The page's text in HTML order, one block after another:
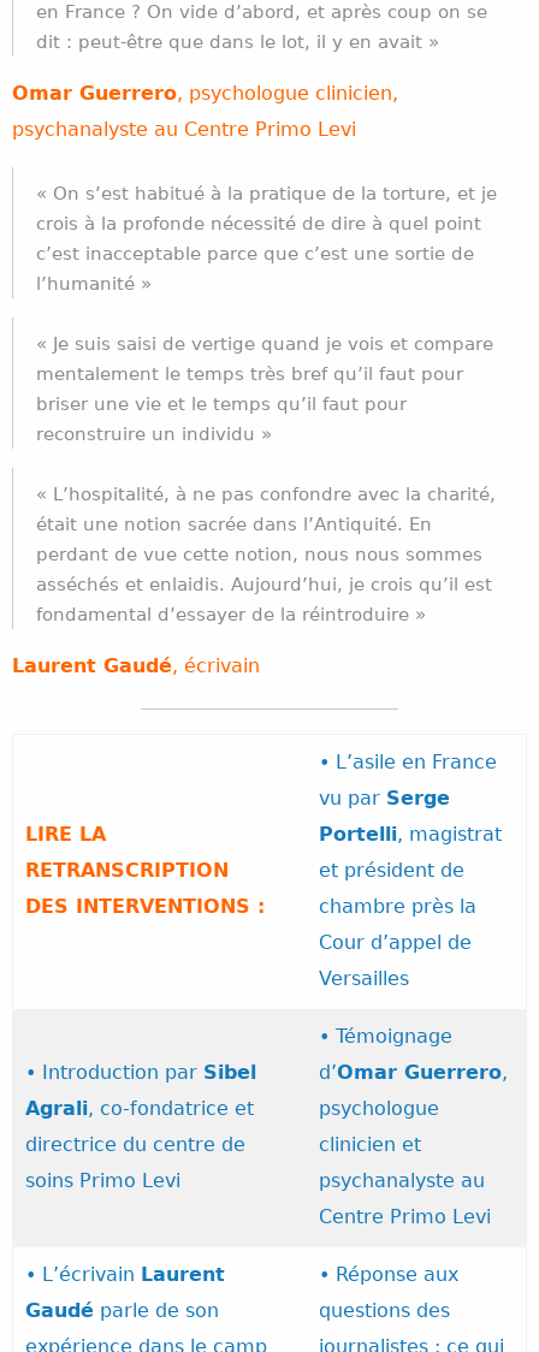
en France ? On vide d’abord, et après coup on se
dit : peut-être que dans le lot, il y en avait »
Omar Guerrero, psychologue clinicien,
psychanalyste au Centre Primo Levi
« On s’est habitué à la pratique de la torture, et je
crois à la profonde nécessité de dire à quel point
c’est inacceptable parce que c’est une sortie de
l’humanité »
« Je suis saisi de vertige quand je vois et compare
mentalement le temps très bref qu’il faut pour
briser une vie et le temps qu’il faut pour
reconstruire un individu »
« L’hospitalité, à ne pas confondre avec la charité,
était une notion sacrée dans l’Antiquité. En
perdant de vue cette notion, nous nous sommes
asséchés et enlaidis. Aujourd’hui, je crois qu’il est
fondamental d’essayer de la réintroduire »
Laurent Gaudé, écrivain
LIRE LA
RETRANSCRIPTION
DES INTERVENTIONS :
• L’asile en France
vu par Serge
Portelli, magistrat
et président de
chambre près la
Cour d’appel de
Versailles
• Introduction par Sibel
Agrali, co-fondatrice et
directrice du centre de
soins Primo Levi
• Témoignage
d’Omar Guerrero,
psychologue
clinicien et
psychanalyste au
Centre Primo Levi
• L’écrivain Laurent
Gaudé parle de son
expérience dans le camp
• Réponse aux
questions des
journalistes : ce qui